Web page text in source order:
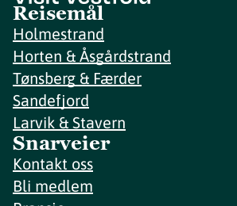
Reisemål
Holmestrand
Horten & Åsgårdstrand
Tønsberg & Færder
Sandefjord
Larvik & Stavern
Snarveier
Kontakt oss
Bli medlem